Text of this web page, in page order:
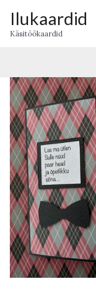
content
Ilukaardid
Käsitöökaardid